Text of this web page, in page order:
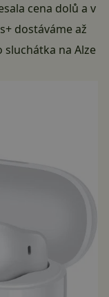
cena dolů a v
dostáváme až
sluchátka na Alze